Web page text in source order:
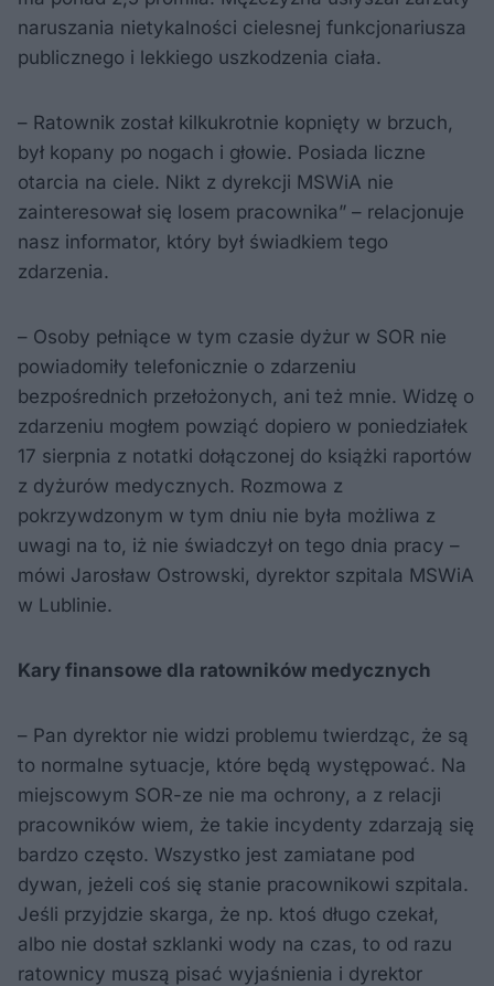
naruszania nietykalności cielesnej funkcjonariusza
publicznego i lekkiego uszkodzenia ciała.
– Ratownik został kilkukrotnie kopnięty w brzuch,
był kopany po nogach i głowie. Posiada liczne
otarcia na ciele. Nikt z dyrekcji MSWiA nie
zainteresował się losem pracownika” – relacjonuje
nasz informator, który był świadkiem tego
zdarzenia.
– Osoby pełniące w tym czasie dyżur w SOR nie
powiadomiły telefonicznie o zdarzeniu
bezpośrednich przełożonych, ani też mnie. Widzę o
zdarzeniu mogłem powziąć dopiero w poniedziałek
17 sierpnia z notatki dołączonej do książki raportów
z dyżurów medycznych. Rozmowa z
pokrzywdzonym w tym dniu nie była możliwa z
uwagi na to, iż nie świadczył on tego dnia pracy –
mówi Jarosław Ostrowski, dyrektor szpitala MSWiA
w Lublinie.
Kary finansowe dla ratowników medycznych
– Pan dyrektor nie widzi problemu twierdząc, że są
to normalne sytuacje, które będą występować. Na
miejscowym SOR-ze nie ma ochrony, a z relacji
pracowników wiem, że takie incydenty zdarzają się
bardzo często. Wszystko jest zamiatane pod
dywan, jeżeli coś się stanie pracownikowi szpitala.
Jeśli przyjdzie skarga, że np. ktoś długo czekał,
albo nie dostał szklanki wody na czas, to od razu
ratownicy muszą pisać wyjaśnienia i dyrektor